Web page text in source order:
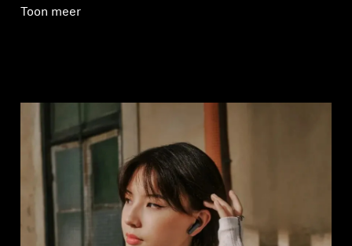
Toon meer